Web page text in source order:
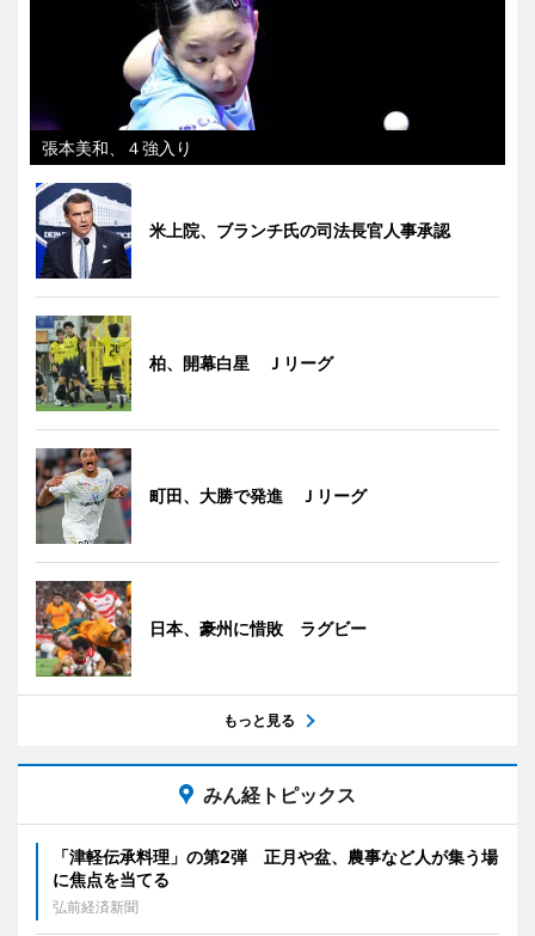
張本美和、４強入り
米上院、ブランチ氏の司法長官人事承認
柏、開幕白星 Ｊリーグ
町田、大勝で発進 Ｊリーグ
日本、豪州に惜敗 ラグビー
もっと見る
みん経トピックス
「津軽伝承料理」の第2弾 正月や盆、農事など人が集う場
に焦点を当てる
弘前経済新聞